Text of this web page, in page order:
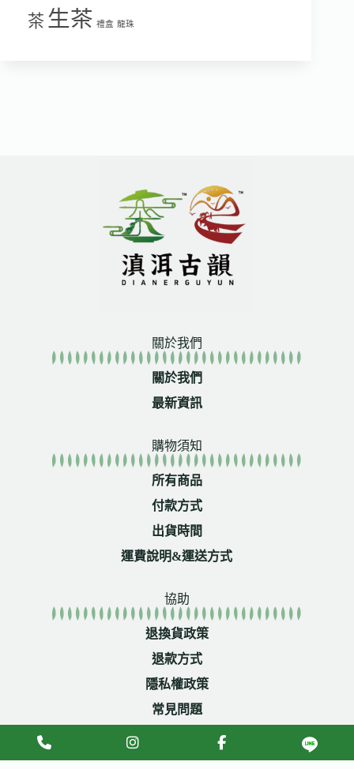
茶 生茶 禮盒 龍珠
關於我們
關於我們
最新資訊
購物須知
所有商品
付款方式
出貨時間
運費說明&運送方式
協助
退換貨政策
退款方式
隱私權政策
常見問題
Copyright © 2026 滇洱古韻 (07) 3645022